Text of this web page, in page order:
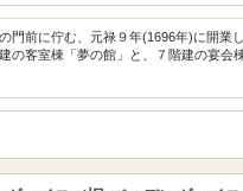
門前に佇む、元禄９年(1696年)に開業
の客室棟「夢の館」と、７階建の宴会